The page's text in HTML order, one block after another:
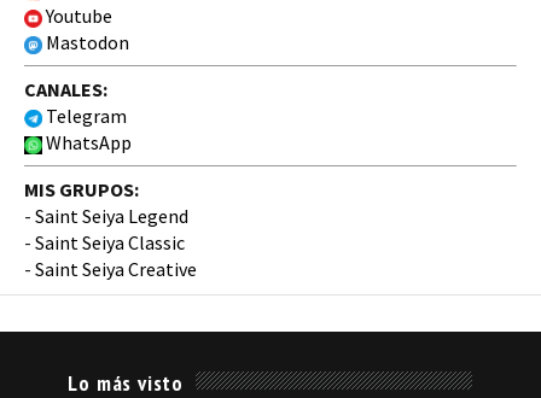
Youtube
Mastodon
CANALES:
Telegram
WhatsApp
MIS GRUPOS:
- Saint Seiya Legend
- Saint Seiya Classic
- Saint Seiya Creative
Lo más visto